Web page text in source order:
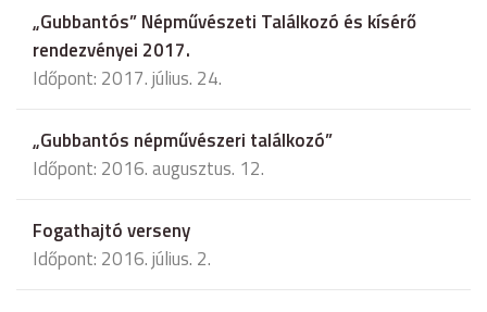
„Gubbantós” Népművészeti Találkozó és kísérő
rendezvényei 2017.
Időpont: 2017. július. 24.
„Gubbantós népművészeri találkozó”
Időpont: 2016. augusztus. 12.
Fogathajtó verseny
Időpont: 2016. július. 2.